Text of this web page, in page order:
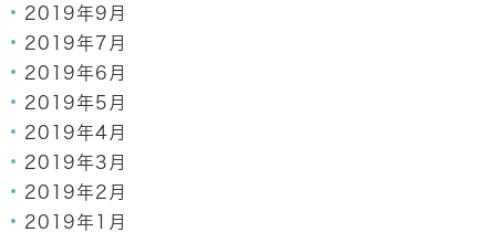
2019年9月
2019年7月
2019年6月
2019年5月
2019年4月
2019年3月
2019年2月
2019年1月